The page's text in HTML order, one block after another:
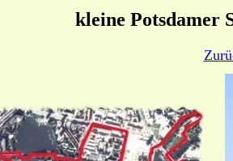
kleine